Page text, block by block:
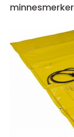
minnesmerker